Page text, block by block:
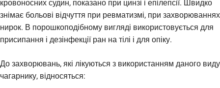
кровоносних судин, показано при цинзі і епілепсії. Швидко
знімає больові відчуття при ревматизмі, при захворюваннях
нирок. В порошкоподібному вигляді використовується для
присипання і дезінфекції ран на тілі і для опіку.
До захворювань, які лікуються з використанням даного виду
чагарнику, відносяться: